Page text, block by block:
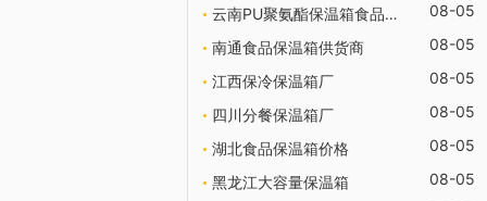
云南PU聚氨酯保温箱食品配送
08-05
南通食品保温箱供货商
08-05
江西保冷保温箱厂
08-05
四川分餐保温箱厂
08-05
湖北食品保温箱价格
08-05
黑龙江大容量保温箱
08-05